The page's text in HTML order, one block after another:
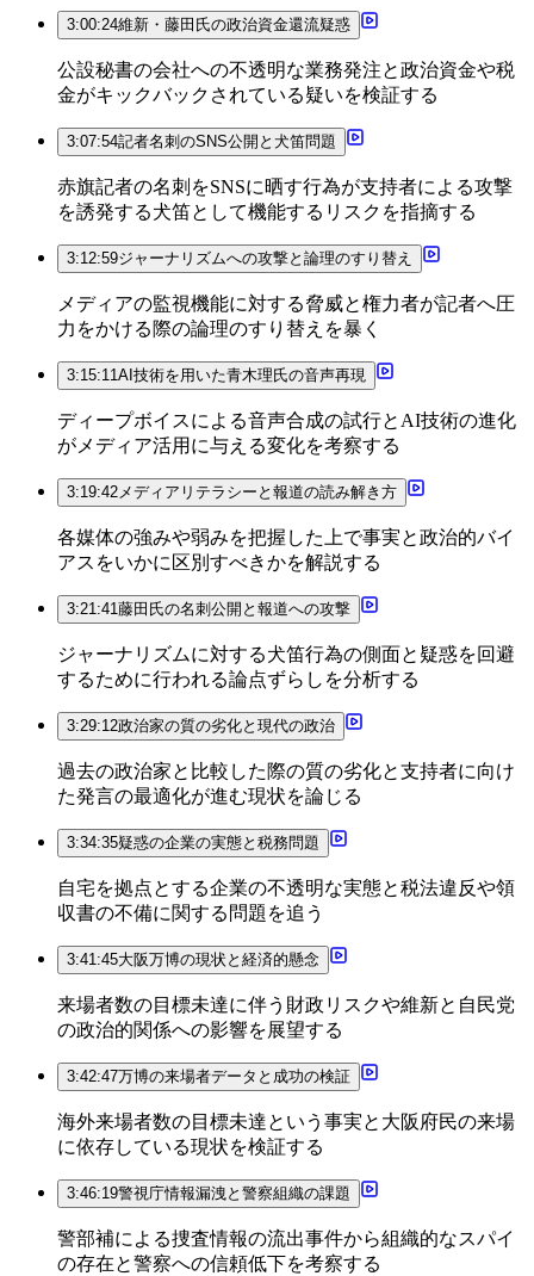
3:00:24維新・藤田氏の政治資金還流疑惑
公設秘書の会社への不透明な業務発注と政治資金や税
金がキックバックされている疑いを検証する
3:07:54記者名刺のSNS公開と犬笛問題
赤旗記者の名刺をSNSに晒す行為が支持者による攻撃
を誘発する犬笛として機能するリスクを指摘する
3:12:59ジャーナリズムへの攻撃と論理のすり替え
メディアの監視機能に対する脅威と権力者が記者へ圧
力をかける際の論理のすり替えを暴く
3:15:11AI技術を用いた青木理氏の音声再現
ディープボイスによる音声合成の試行とAI技術の進化
がメディア活用に与える変化を考察する
3:19:42メディアリテラシーと報道の読み解き方
各媒体の強みや弱みを把握した上で事実と政治的バイ
アスをいかに区別すべきかを解説する
3:21:41藤田氏の名刺公開と報道への攻撃
ジャーナリズムに対する犬笛行為の側面と疑惑を回避
するために行われる論点ずらしを分析する
3:29:12政治家の質の劣化と現代の政治
過去の政治家と比較した際の質の劣化と支持者に向け
た発言の最適化が進む現状を論じる
3:34:35疑惑の企業の実態と税務問題
自宅を拠点とする企業の不透明な実態と税法違反や領
収書の不備に関する問題を追う
3:41:45大阪万博の現状と経済的懸念
来場者数の目標未達に伴う財政リスクや維新と自民党
の政治的関係への影響を展望する
3:42:47万博の来場者データと成功の検証
海外来場者数の目標未達という事実と大阪府民の来場
に依存している現状を検証する
3:46:19警視庁情報漏洩と警察組織の課題
警部補による捜査情報の流出事件から組織的なスパイ
の存在と警察への信頼低下を考察する